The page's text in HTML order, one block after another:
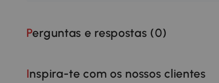
Perguntas e respostas (0)
Inspira-te com os nossos clientes